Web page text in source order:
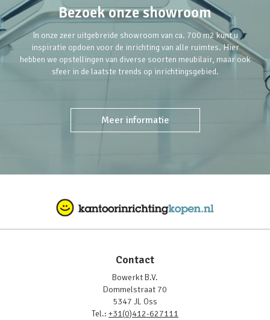
Bezoek onze showroom
In onze zeer uitgebreide showroom van ca. 700 m2 kunt u
inspiratie opdoen voor de inrichting van alle ruimtes. Hier
hebben we opstellingen van diverse soorten meubilair, maar ook
sfeer in de laatste trends op inrichtingsgebied.
Meer informatie
Contact
Bowerkt B.V.
Dommelstraat 70
5347 JL Oss
Tel.: +31(0)412-627111